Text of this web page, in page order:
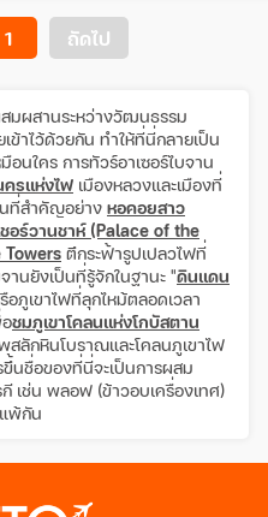
1 ถัดไป
สมผสานระหว่างวัฒนธรรม
เข้าไว้ด้วยกัน ทำให้ที่นี่กลายเป็น
นใคร การทัวร์อาเซอร์ไบจาน
ครแห่งไฟ เมืองหลวงและเมืองที่
ที่สำคัญอย่าง หอคอยสาว
อร์วานชาห์ (Palace of the
Towers ตึกระฟ้ารูปเปลวไฟที่
นยังเป็นที่รู้จักในฐานะ "ดินแดน
อภูเขาไฟที่ลุกไหม้ตลอดเวลา
ชมภูเขาโคลนแห่งโกบัสตาน
สลักหินโบราณและโคลนภูเขาไฟ
นชื่อของที่นี่จะเป็นการผสม
เช่น พลอฟ (ข้าวอบเครื่องเทศ)
พ้กัน